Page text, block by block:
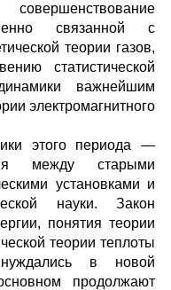
связанной с
теории газов,
статистической
важнейшим
электромагнитного
этого периода —
между старыми
установками и
науки. Закон
понятия теории
теории теплоты
в новой
продолжают